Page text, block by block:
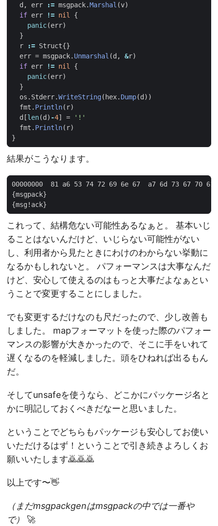
d , err := msgpack.Marshal (v)
if err != nil
{
panic(err)
}
r
:= Struct{}
err = msgpack. Unmarshal (d , &r)
if err != nil
{
panic(err)
}
os . Stderr.WriteString( hex. Dump(d ))
fmt . Println( r)
d [len(d ) -4] =
'!'
fmt . Println( r)
}
結果がこうなります。
これって、結構危ない可能性あるなぁと。 基本いじ
ることはないんだけど、いじらない可能性がない
し、利用者から見たときにわけのわからない挙動に
なるかもしれないと。 パフォーマンスは大事なんだ
けど、安心して使えるのはもっと大事だよなぁとい
うことで変更することにしました。
でも変更するだけなのも尺だったので、少し改善も
しました。 mapフォーマットを使った際のパフォー
マンスの影響が大きかったので、そこに手をいれて
遅くなるのを軽減しました。頭をひねれば出るもん
だ。
そしてunsafeを使うなら、どこかにパッケージ名と
かに明記しておくべきだなーと思いました。
ということでどちらもパッケージも安心してお使い
いただけるはず！ということで引き続きよろしくお
願いいたします🙇🙇🙇
以上です〜👋
（まだmsgpackgenはmsgpackの中では一番や
で）
🚀